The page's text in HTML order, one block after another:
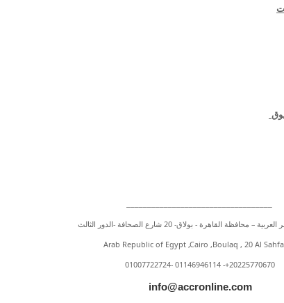
– محافظة القاهرة - بولاق- 20 شارع الصحافة -الدور الثالث
Arab Republic of Egypt ,Cairo ,Boulaq , 20 Al
01007722724- 01146946114 -+20225770670
info@accronline.com